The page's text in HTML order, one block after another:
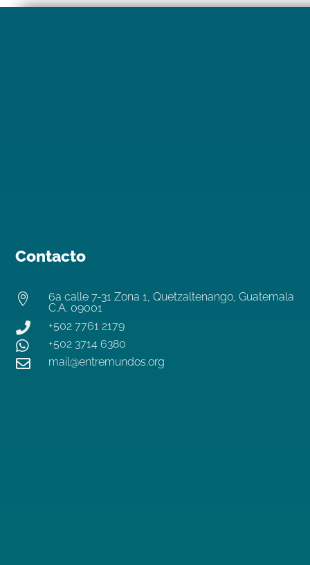
Contacto

6a calle 7-31 Zona 1, Quetzaltenango, Guatemala
C.A. 09001
 +502 7761 2179
 +502 3714 6380
 mail@entremundos.org